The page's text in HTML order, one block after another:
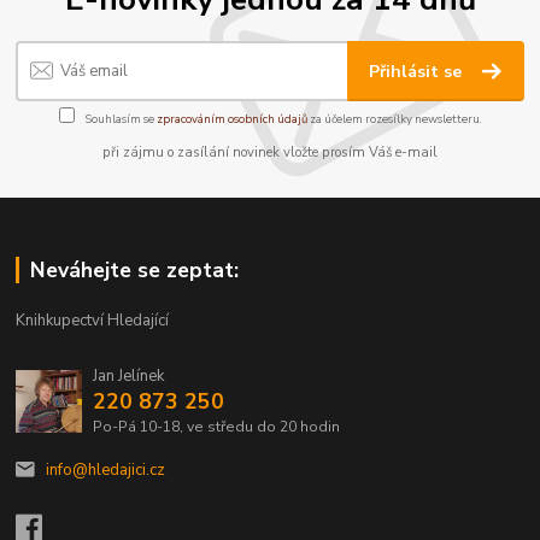
Přihlásit se
Souhlasím se zpracováním osobních údajůza účelem rozesílky newsletteru.
při zájmu o zasílání novinek vložte prosím Váš e-mail
Neváhejte se zeptat:
Knihkupectví Hledající
Jan Jelínek
220 873 250
Po-Pá 10-18, ve středu do 20 hodin
info@hledajici.cz